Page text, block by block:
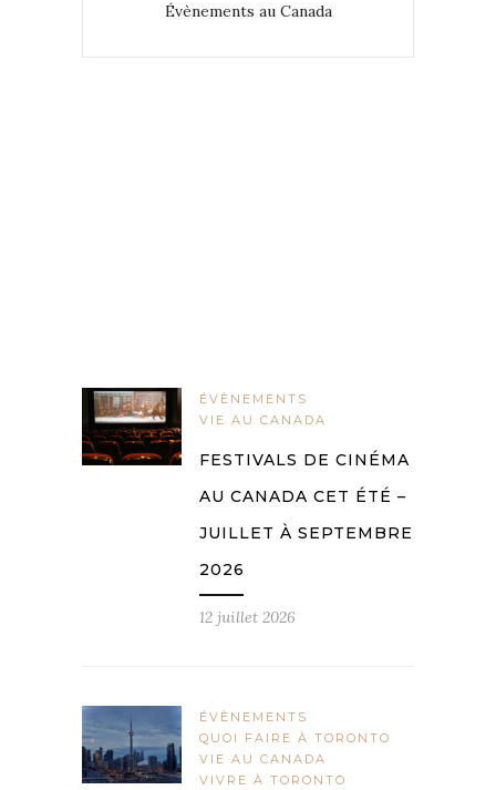
Évènements au Canada
ÉVÈNEMENTS
VIE AU CANADA
FESTIVALS DE CINÉMA
AU CANADA CET ÉTÉ –
JUILLET À SEPTEMBRE
2026
12 juillet 2026
ÉVÈNEMENTS
QUOI FAIRE À TORONTO
VIE AU CANADA
VIVRE À TORONTO